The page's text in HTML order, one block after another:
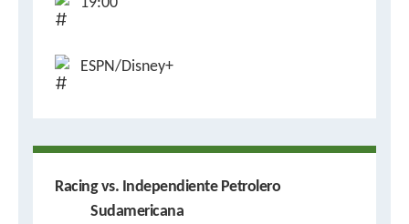
ESPN/Disney+
Racing vs. Independiente Petrolero
Sudamericana